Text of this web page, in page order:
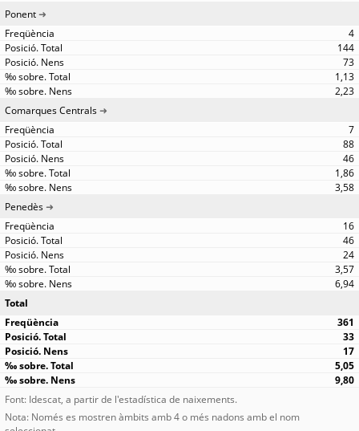
Ponent
4
144
73
1,13
2,23
Comarques Centrals
7
88
46
1,86
3,58
Penedès
16
46
24
3,57
6,94
Total
361
33
17
5,05
9,80
Font: Idescat, a partir de l'estadística de naixements.
Nota: Només es mostren àmbits amb 4 o més nadons amb el nom